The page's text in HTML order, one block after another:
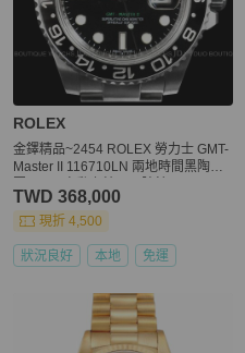
ROLEX
金鐸精品~2454 ROLEX 勞力士 GMT-
Master II 116710LN 兩地時間黑陶瓷
TWD 368,000
現折 4,500
狀況良好 本地 免運